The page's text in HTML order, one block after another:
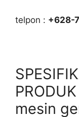
telpon : +628-
mesin